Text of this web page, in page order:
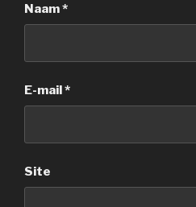
Naam*
E-mail*
Site